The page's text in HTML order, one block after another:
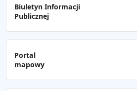
Biuletyn Informacji
Publicznej
Portal
mapowy